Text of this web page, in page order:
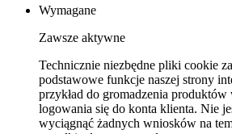
Wymagane
Zawsze aktywne
Technicznie niezbędne pliki cookie
podstawowe funkcje naszej strony
przykład do gromadzenia
logowania się do konta klienta. Nie
wyciągnąć żadnych wniosków na